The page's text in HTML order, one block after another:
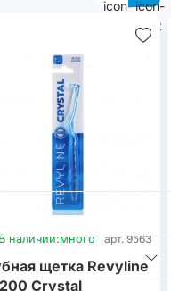
В наличии:много арт. 9563
щетка Revyline
Crystal